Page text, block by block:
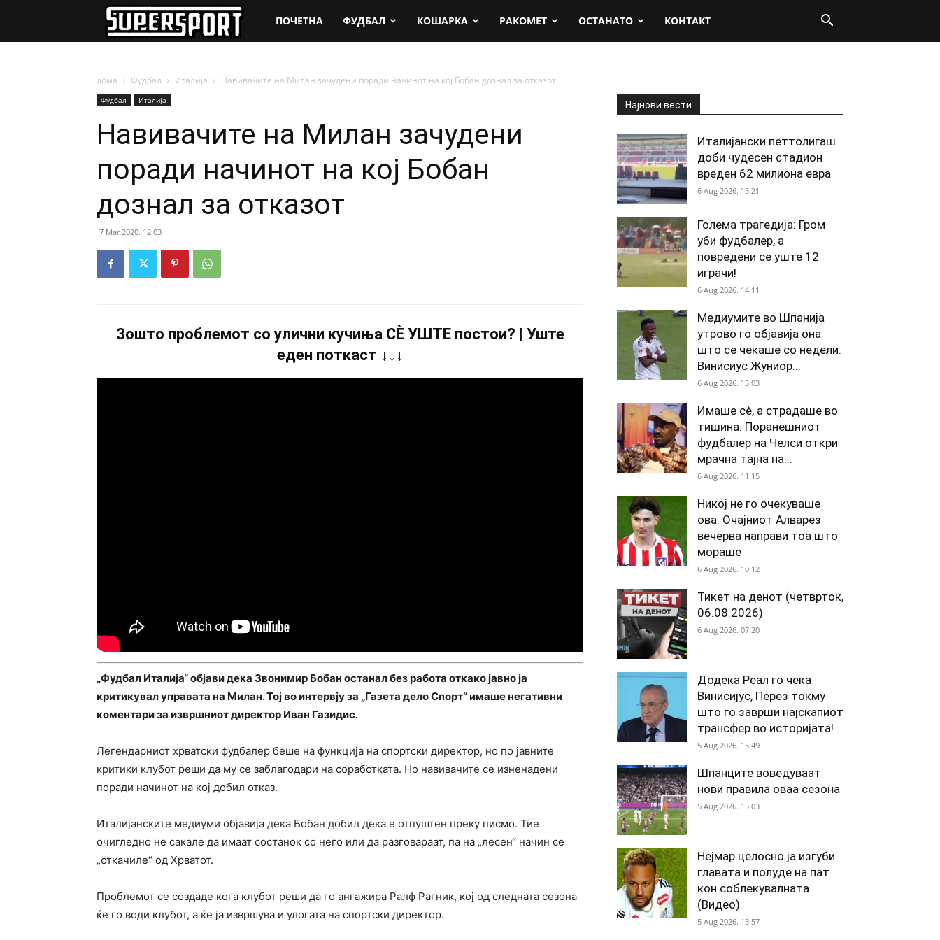
SuperSport.mk
ПОЧЕТНА ФУДБАЛ КОШАРКА РАКОМЕТ ОСТАНАТО КОНТАКТ
дома Фудбал Италија Навивачите на Милан зачудени поради начинот на кој Бобан дознал за отказот
Фудбал Италија
Навивачите на Милан зачудени
поради начинот на кој Бобан
дознал за отказот
7 Mar 2020. 12:03
Зошто проблемот со улични кучиња СÈ УШТЕ постои? | Уште
еден поткаст ↓↓↓
„Фудбал Италија“ објави дека Звонимир Бобан останал без работа откако јавно ја
критикувал управата на Милан. Тој во интервју за „Газета дело Спорт“ имаше негативни
коментари за извршниот директор Иван Газидис.
Легендарниот хрватски фудбалер беше на функција на спортски директор, но по јавните
критики клубот реши да му се заблагодари на соработката. Но навивачите се изненадени
поради начинот на кој добил отказ.
Италијанските медиуми објавија дека Бобан добил дека е отпуштен преку писмо. Тие
очигледно не сакале да имаат состанок со него или да разговараат, па на „лесен“ начин се
„откачиле“ од Хрватот.
Проблемот се создаде кога клубот реши да го ангажира Ралф Рагник, кој од следната сезона
ќе го води клубот, а ќе ја извршува и улогата на спортски директор.
Најнови вести
Италијански петтолигаш
доби чудесен стадион
вреден 62 милиона евра
6 Aug 2026. 15:21
Голема трагедија: Гром
уби фудбалер, а
повредени се уште 12
играчи!
6 Aug 2026. 14:11
Медиумите во Шпанија
утрово го објавија она
што се чекаше со недели:
Винисиус Жуниор...
6 Aug 2026. 13:03
Имаше сè, а страдаше во
тишина: Поранешниот
фудбалер на Челси откри
мрачна тајна на...
6 Aug 2026. 11:15
Никој не го очекуваше
ова: Очајниот Алварез
вечерва направи тоа што
мораше
6 Aug 2026. 10:12
Тикет на денот (четврток,
06.08.2026)
6 Aug 2026. 07:20
Додека Реал го чека
Винисијус, Перез токму
што го заврши најскапиот
трансфер во историјата!
5 Aug 2026. 15:49
Шпанците воведуваат
нови правила оваа сезона
5 Aug 2026. 15:03
Нејмар целосно ја изгуби
главата и полуде на пат
кон соблекувалната
(Видео)
5 Aug 2026. 13:57